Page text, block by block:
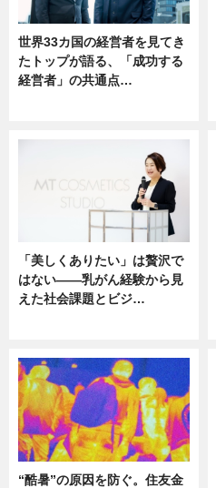
世界33カ国の経営者を見てき
たトップが語る、「成功する
経営者」の共通点…
「美しくありたい」は贅沢で
はない――乳がん経験から見
えた社会課題とビジ…
“酷暑”の原因を防ぐ。住友金